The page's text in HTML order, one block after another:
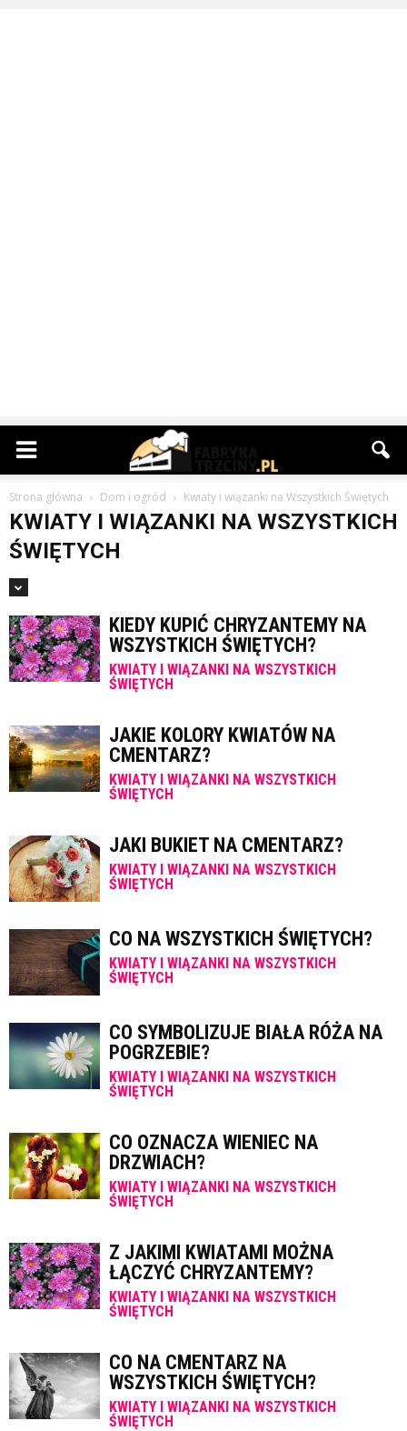
Strona główna Dom i ogród Kwiaty i wiązanki na Wszystkich Świętych
KWIATY I WIĄZANKI NA WSZYSTKICH
ŚWIĘTYCH
KIEDY KUPIĆ CHRYZANTEMY NA
WSZYSTKICH ŚWIĘTYCH?
KWIATY I WIĄZANKI NA WSZYSTKICH
ŚWIĘTYCH
JAKIE KOLORY KWIATÓW NA
CMENTARZ?
KWIATY I WIĄZANKI NA WSZYSTKICH
ŚWIĘTYCH
JAKI BUKIET NA CMENTARZ?
KWIATY I WIĄZANKI NA WSZYSTKICH
ŚWIĘTYCH
CO NA WSZYSTKICH ŚWIĘTYCH?
KWIATY I WIĄZANKI NA WSZYSTKICH
ŚWIĘTYCH
CO SYMBOLIZUJE BIAŁA RÓŻA NA
POGRZEBIE?
KWIATY I WIĄZANKI NA WSZYSTKICH
ŚWIĘTYCH
CO OZNACZA WIENIEC NA
DRZWIACH?
KWIATY I WIĄZANKI NA WSZYSTKICH
ŚWIĘTYCH
Z JAKIMI KWIATAMI MOŻNA
ŁĄCZYĆ CHRYZANTEMY?
KWIATY I WIĄZANKI NA WSZYSTKICH
ŚWIĘTYCH
CO NA CMENTARZ NA
WSZYSTKICH ŚWIĘTYCH?
KWIATY I WIĄZANKI NA WSZYSTKICH
ŚWIĘTYCH